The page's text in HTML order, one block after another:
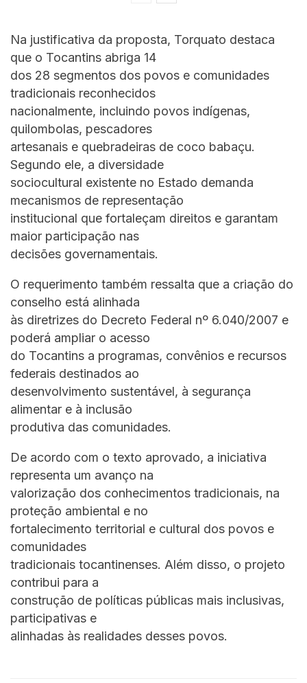
Na justificativa da proposta, Torquato destaca
que o Tocantins abriga 14
dos 28 segmentos dos povos e comunidades
tradicionais reconhecidos
nacionalmente, incluindo povos indígenas,
quilombolas, pescadores
artesanais e quebradeiras de coco babaçu.
Segundo ele, a diversidade
sociocultural existente no Estado demanda
mecanismos de representação
institucional que fortaleçam direitos e garantam
maior participação nas
decisões governamentais.
O requerimento também ressalta que a criação do
conselho está alinhada
às diretrizes do Decreto Federal nº 6.040/2007 e
poderá ampliar o acesso
do Tocantins a programas, convênios e recursos
federais destinados ao
desenvolvimento sustentável, à segurança
alimentar e à inclusão
produtiva das comunidades.
De acordo com o texto aprovado, a iniciativa
representa um avanço na
valorização dos conhecimentos tradicionais, na
proteção ambiental e no
fortalecimento territorial e cultural dos povos e
comunidades
tradicionais tocantinenses. Além disso, o projeto
contribui para a
construção de políticas públicas mais inclusivas,
participativas e
alinhadas às realidades desses povos.